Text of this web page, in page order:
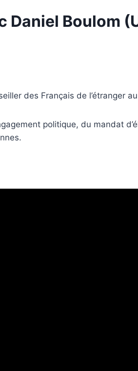
Daniel Boulom
des Français de l’étranger
politique, du mandat